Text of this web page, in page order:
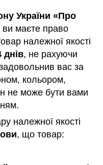
України «Про
ви маєте право
належної якості
днів, не рахуючи
вас за
кольором,
не може бути вами
.
належної якості
, що товар: